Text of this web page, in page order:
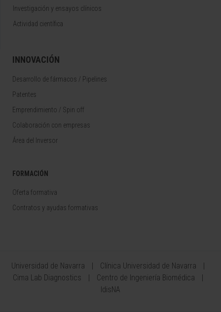
Investigación y ensayos clínicos
Actividad científica
INNOVACIÓN
Desarrollo de fármacos / Pipelines
Patentes
Emprendimiento / Spin off
Colaboración con empresas
Área del Inversor
FORMACIÓN
Oferta formativa
Contratos y ayudas formativas
Universidad de Navarra
Clínica Universidad de Navarra
Cima Lab Diagnostics
Centro de Ingeniería Biomédica
IdisNA